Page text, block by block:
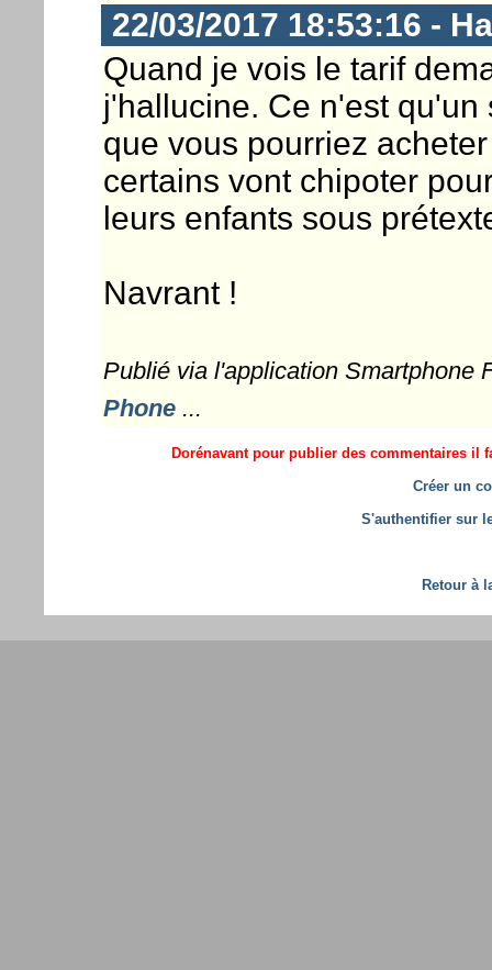
22/03/2017 18:53:16 -
Quand je vois le tarif
j'hallucine. Ce n'est
que vous pourriez
certains vont chipoter
leurs enfants sous
Navrant !
Publié via l'application Smartphone
Phone...
Dorénavant pour publier des commentaires il
Créer un
S'authentifier sur
Retour à